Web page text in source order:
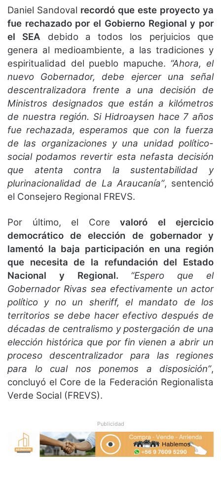
Daniel Sandoval recordó que este proyecto ya
fue rechazado por el Gobierno Regional y por
el SEA debido a todos los perjuicios que
genera al medioambiente, a las tradiciones y
espiritualidad del pueblo mapuche. “Ahora, el
nuevo Gobernador, debe ejercer una señal
descentralizadora frente a una decisión de
Ministros designados que están a kilómetros
de nuestra región. Si Hidroaysen hace 7 años
fue rechazada, esperamos que con la fuerza
de las organizaciones y una unidad político-
social podamos revertir esta nefasta decisión
que atenta contra la sustentabilidad y
plurinacionalidad de La Araucanía”, sentenció
el Consejero Regional FREVS.
Por último, el Core valoró el ejercicio
democrático de elección de gobernador y
lamentó la baja participación en una región
que necesita de la refundación del Estado
Nacional y Regional.
“Espero que el
Gobernador Rivas sea efectivamente un actor
político y no un sheriff, el mandato de los
territorios se debe hacer efectivo después de
décadas de centralismo y postergación de una
elección histórica que por fin vienen a abrir un
proceso descentralizador para las regiones
para lo cual nos ponemos a disposición”,
concluyó el Core de la Federación Regionalista
Verde Social (FREVS).
Publicidad